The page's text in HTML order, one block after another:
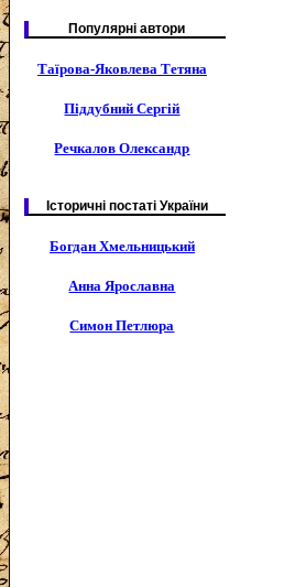
Популярні автори
Таїрова-Яковлева Тетяна
Піддубний Сергій
Речкалов Олександр
Історичні постаті України
Богдан Хмельницький
Анна Ярославна
Симон Петлюра